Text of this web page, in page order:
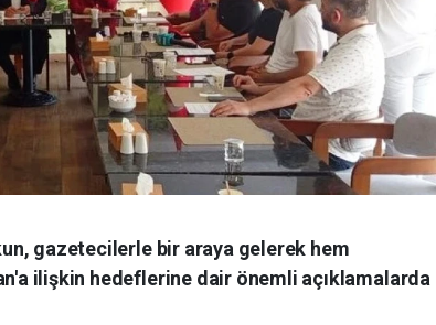
gazetecilerle bir araya gelerek hem
ilişkin hedeflerine dair önemli açıklamalarda